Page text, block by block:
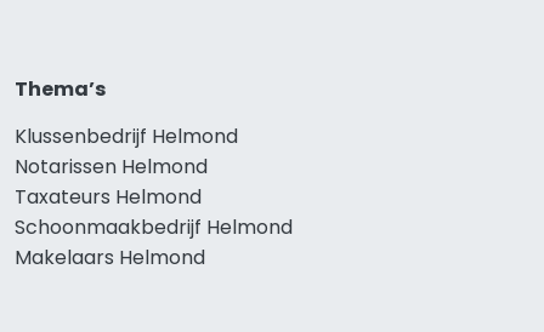
Thema’s
Klussenbedrijf Helmond
Notarissen Helmond
Taxateurs Helmond
Schoonmaakbedrijf Helmond
Makelaars Helmond